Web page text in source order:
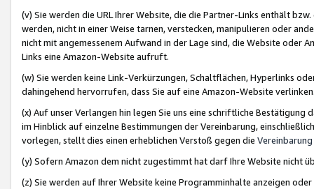
(v) Sie werden die URL Ihrer Website, die die Partner-Links enthält
werden, nicht in einer Weise tarnen, verstecken, manipulieren oder
nicht mit angemessenem Aufwand in der Lage sind, die Website oder
Links eine Amazon-Website aufruft.
(w) Sie werden keine Link-Verkürzungen, Schaltflächen, Hyperlinks
dahingehend hervorrufen, dass Sie auf eine Amazon-Website
(x) Auf unser Verlangen hin legen Sie uns eine schriftliche
im Hinblick auf einzelne Bestimmungen der Vereinbarung,
vorlegen, stellt dies einen erheblichen Verstoß gegen die Vereinbarung
(y) Sofern Amazon dem nicht zugestimmt hat darf Ihre Website nicht
(z) Sie werden auf Ihrer Website keine Programminhalte anzeigen